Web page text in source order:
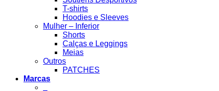
T-shirts
Hoodies e Sleeves
Mulher – Inferior
Shorts
Calças e Leggings
Meias
Outros
PATCHES
Marcas